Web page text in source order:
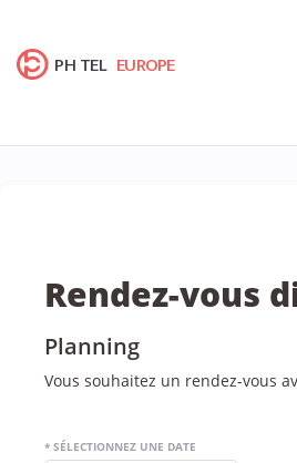
PH TEL EUROPE
Rendez-vous
Planning
Vous souhaitez un rendez-vous
* SÉLECTIONNEZ UNE DATE